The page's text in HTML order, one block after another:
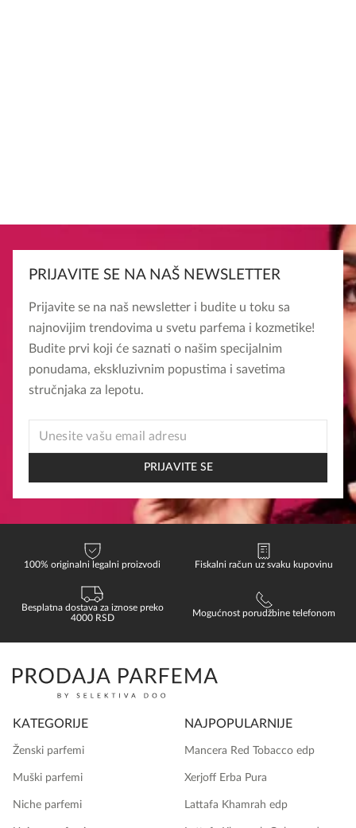
PRIJAVITE SE NA NAŠ NEWSLETTER
Prijavite se na naš newsletter i budite u toku sa
najnovijim trendovima u svetu parfema i kozmetike!
Budite prvi koji će saznati o našim specijalnim
ponudama, ekskluzivnim popustima i savetima
stručnjaka za lepotu.
EMAIL
PRIJAVITE SE
100% originalni legalni proizvodi Fiskalni račun uz svaku kupovinu
Besplatna dostava za iznose preko
4000 RSD
Mogućnost porudžbine telefonom
KATEGORIJE
Ženski parfemi
Muški parfemi
Niche parfemi
NAJPOPULARNIJE
Mancera Red Tobacco edp
Xerjoff Erba Pura
Lattafa Khamrah edp